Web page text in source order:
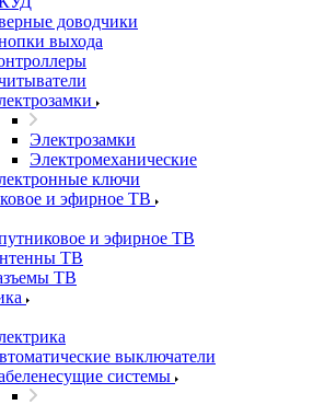
доводчики
выхода
Электрозамки
Электромеханические
ключи
и эфирное ТВ
и эфирное ТВ
ТВ
ТВ
выключатели
системы